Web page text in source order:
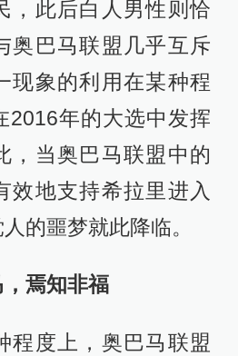
，此后白人男性则恰
奥巴马联盟几乎互斥
现象的利用在某种程
2016年的大选中发挥
，当奥巴马联盟中的
效地支持希拉里进入
的噩梦就此降临。
，焉知非福
程度上，奥巴马联盟